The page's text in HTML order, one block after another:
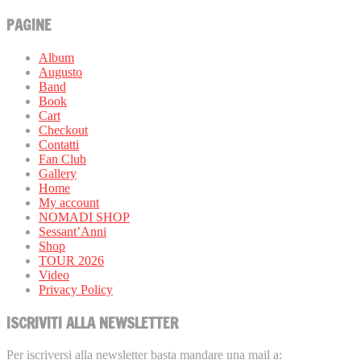
PAGINE
Album
Augusto
Band
Book
Cart
Checkout
Contatti
Fan Club
Gallery
Home
My account
NOMADI SHOP
Sessant’Anni
Shop
TOUR 2026
Video
Privacy Policy
ISCRIVITI ALLA NEWSLETTER
Per iscriversi alla newsletter basta mandare una mail a: